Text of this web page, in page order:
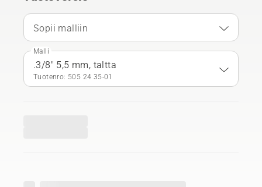
Sopii malliin
Malli
.3/8" 5,5 mm, taltta
Tuotenro: 505 24 35‑01